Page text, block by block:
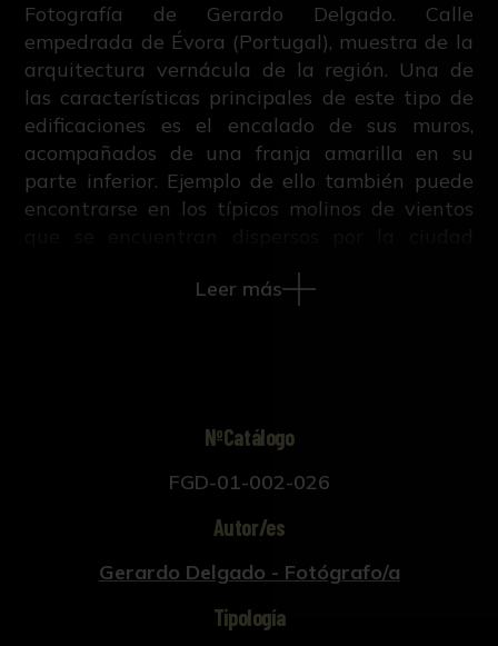
Fotografía de Gerardo Delgado. Calle
empedrada de Évora (Portugal), muestra de la
arquitectura vernácula de la región. Una de
las características principales de este tipo de
edificaciones es el encalado de sus muros,
acompañados de una franja amarilla en su
parte inferior. Ejemplo de ello también puede
encontrarse en los típicos molinos de vientos
estudio previo para una obra pictórica o
Leer más
NºCatálogo
FGD-01-002-026
Autor/es
Gerardo Delgado - Fotógrafo/a
Tipología